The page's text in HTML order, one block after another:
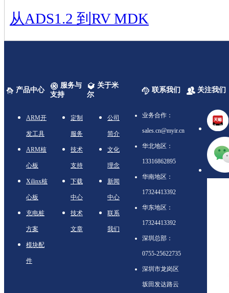
从ADS1.2 到RV MDK
产品中心
服务与
支持
关于米
尔
联系我们 关注我们
ARM开
发工具
ARM核
心板
Xilinx核
心板
充电桩
方案
模块配
件
定制
服务
技术
支持
下载
中心
技术
文章
公司
简介
文化
理念
新闻
中心
联系
我们
业务合作：
sales.cn@myir.cn
华北地区：
13316862895
华南地区：
17324413392
华东地区：
17324413392
深圳总部：
0755-25622735
深圳市龙岗区
坂田发达路云